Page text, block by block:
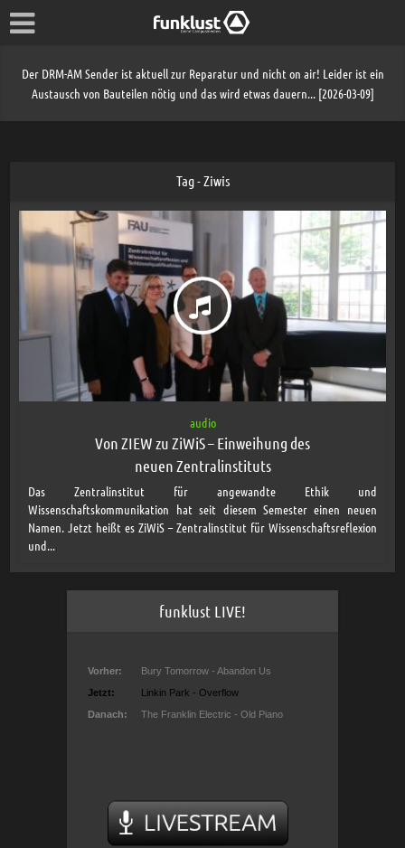
Der DRM-AM Sender ist aktuell zur Reparatur und nicht on air! Leider ist ein
Austausch von Bauteilen nötig und das wird etwas dauern... [2026-03-09]
Tag - Ziwis
audio
Von ZIEW zu ZiWiS – Einweihung des
neuen Zentralinstituts
Das Zentralinstitut für angewandte Ethik und
Wissenschaftskommunikation hat seit diesem Semester einen neuen
Namen. Jetzt heißt es ZiWiS – Zentralinstitut für Wissenschaftsreflexion
und...
funklust LIVE!